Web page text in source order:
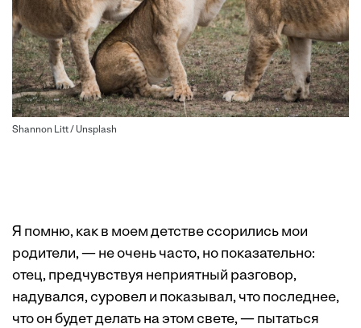
Shannon Litt / Unsplash
Я помню, как в моем детстве ссорились мои
родители, — не очень часто, но показательно:
отец, предчувствуя неприятный разговор,
надувался, суровел и показывал, что последнее,
что он будет делать на этом свете, — пытаться